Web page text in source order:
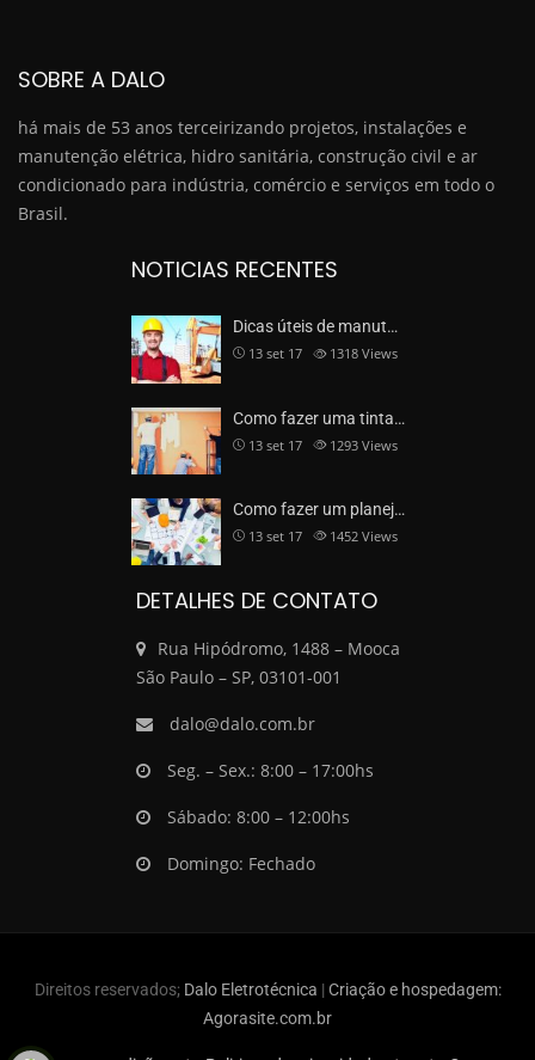
SOBRE A DALO
há mais de 53 anos terceirizando projetos, instalações e
manutenção elétrica, hidro sanitária, construção civil e ar
condicionado para indústria, comércio e serviços em todo o
Brasil.
NOTICIAS RECENTES
Dicas úteis de manut…
13 set 17 1318 Views
Como fazer uma tinta…
13 set 17 1293 Views
Como fazer um planej…
13 set 17 1452 Views
DETALHES DE CONTATO
Rua Hipódromo, 1488 – Mooca
São Paulo – SP, 03101-001
dalo@dalo.com.br
Seg. – Sex.: 8:00 – 17:00hs
Sábado: 8:00 – 12:00hs
Domingo: Fechado
Direitos reservados; Dalo Eletrotécnica | Criação e hospedagem:
Agorasite.com.br